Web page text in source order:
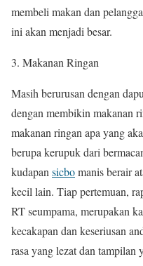
membeli makan dan
ini akan menjadi besar.
3. Makanan Ringan
Masih berurusan dengan
dengan membikin makanan
makanan ringan apa yang
berupa kerupuk dari
kudapan sicbomanis berair
kecil lain. Tiap pertemuan,
RT seumpama, merupakan
kecakapan dan keseriusan
rasa yang lezat dan